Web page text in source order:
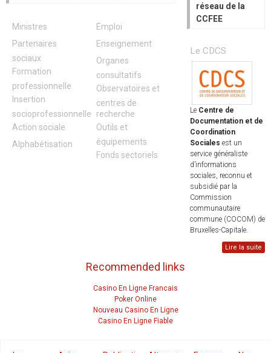
Ministres
Partenaires
sociaux
Formation
professionnelle
Insertion
socioprofessionnelle
Action sociale
Alphabétisation
Emploi
Enseignement
Organes
consultatifs
Observatoires et
centres de
recherche
Outils et
équipements
Fonds sectoriels
réseau de la
CCFEE
Le CDCS
Le Centre de
Documentation et de
Coordination
Sociales est un
service généraliste
d’informations
sociales, reconnu et
subsidié par la
Commission
communautaire
commune (COCOM) de
Bruxelles-Capitale.
Lire la suite
Recommended links
Casino En Ligne Francais
Poker Online
Nouveau Casino En Ligne
Casino En Ligne Fiable